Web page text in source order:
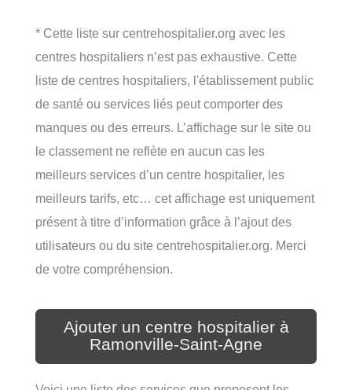
* Cette liste sur centrehospitalier.org avec les
centres hospitaliers n’est pas exhaustive. Cette
liste de centres hospitaliers, l'établissement public
de santé ou services liés peut comporter des
manques ou des erreurs. L’affichage sur le site ou
le classement ne reflète en aucun cas les
meilleurs services d’un centre hospitalier, les
meilleurs tarifs, etc… cet affichage est uniquement
présent à titre d’information grâce à l’ajout des
utilisateurs ou du site centrehospitalier.org. Merci
de votre compréhension.
Ajouter un centre hospitalier à
Ramonville-Saint-Agne